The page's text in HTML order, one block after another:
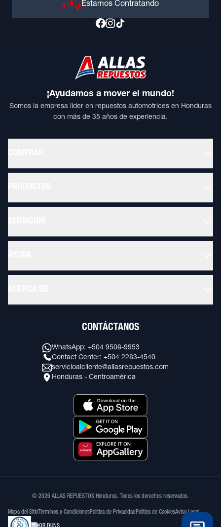
Estamos Contratando
¡Ayudamos a mover el mundo!
Somos la empresa líder en repuestos automotrices en Honduras
con más de 35 años de experiencia.
CONTÁCTANOS
WhatsApp: +504 9508-9953
Contact Center: +504 2283-4540
servicioalcliente@allasrepuestos.com
Honduras - Centroamérica
© 2026 ALLAS REPUESTOS Honduras. Todos los derechos reservados.
Mapa del Sitio Términos y CondicionesPolítica de Privacidad Política de CookiesAviso Legal